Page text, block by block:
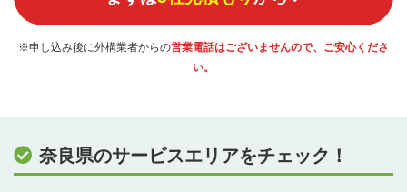
※申し込み後に外構業者からの営業電話はございませんので、ご安心くださ
い。
奈良県のサービスエリアをチェック！